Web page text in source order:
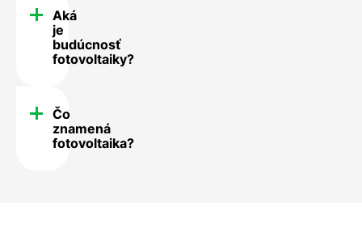
Aká
je
budúcnosť
fotovoltaiky?
Čo
znamená
fotovoltaika?